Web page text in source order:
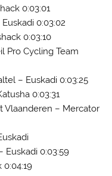
0:03:01
0:03:02
0:03:10
Pro Cycling Team
– Euskadi 0:03:25
0:03:31
Vlaanderen – Mercator
Euskadi 0:03:59
0:04:19